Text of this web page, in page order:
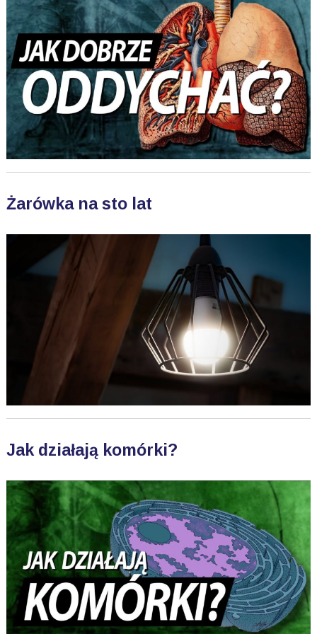
Żarówka na sto lat
Jak działają komórki?